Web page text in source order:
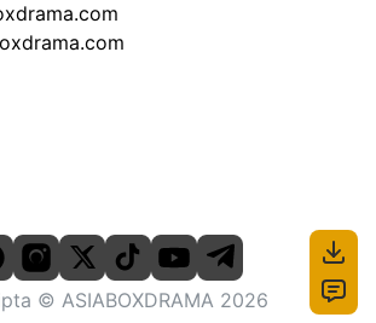
© ASIABOXDRAMA 2026